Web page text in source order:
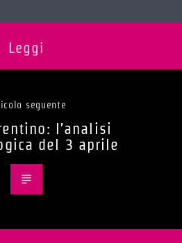
Leggi
seguente
l’analisi
del 3 aprile